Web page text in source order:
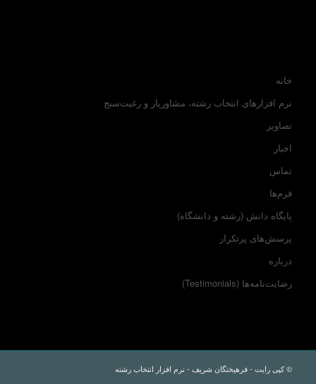
خانه
نرم افزارهای انتخاب رشته، مشاوریار و رغبت‌سنج
تصاویر
اخبار
تماس
فرم‌ها
پایگاه دانش (رشته و دانشگاه)
پرسش‌های پرتکرار
درباره
رضایت‌نامه‌ها (Testimonials)
© کپی رایت - فرهیختگان شریف - نرم افزار انتخاب رشته